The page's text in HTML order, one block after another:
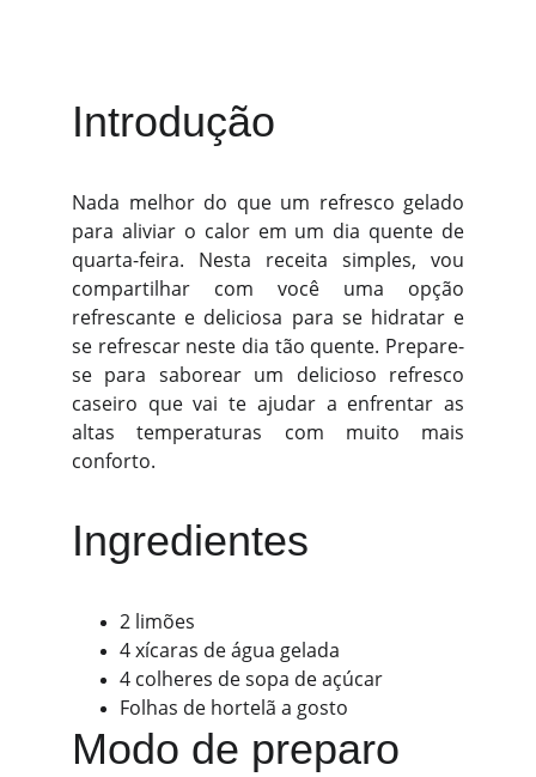
Introdução
Nada melhor do que um refresco gelado
para aliviar o calor em um dia quente de
quarta-feira. Nesta receita simples, vou
compartilhar com você uma opção
refrescante e deliciosa para se hidratar e
se refrescar neste dia tão quente. Prepare-
se para saborear um delicioso refresco
caseiro que vai te ajudar a enfrentar as
altas temperaturas com muito mais
conforto.
Ingredientes
2 limões
4 xícaras de água gelada
4 colheres de sopa de açúcar
Folhas de hortelã a gosto
Modo de preparo